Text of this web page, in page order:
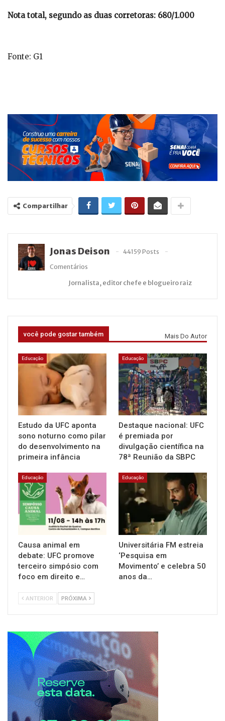
Nota total, segundo as duas corretoras: 680/1.000
Fonte: G1
Compartilhar
Jonas Deison
44159 Posts
Comentários
Jornalista, editor chefe e blogueiro raiz
você pode gostar também Mais Do Autor
Educação
Estudo da UFC aponta
sono noturno como pilar
do desenvolvimento na
primeira infância
Educação
Destaque nacional: UFC
é premiada por
divulgação científica na
78ª Reunião da SBPC
Educação
Causa animal em
debate: UFC promove
terceiro simpósio com
foco em direito e…
Educação
Universitária FM estreia
‘Pesquisa em
Movimento’ e celebra 50
anos da…
ANTERIOR PRÓXIMA